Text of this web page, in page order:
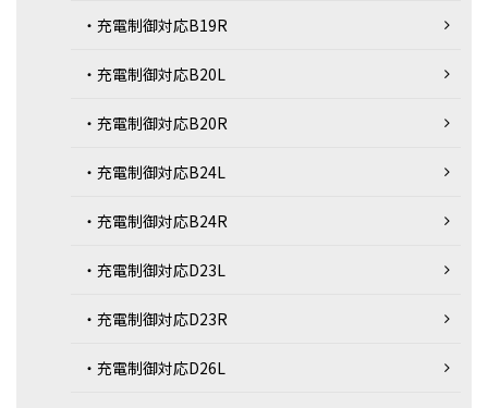
・充電制御対応B19R
・充電制御対応B20L
・充電制御対応B20R
・充電制御対応B24L
・充電制御対応B24R
・充電制御対応D23L
・充電制御対応D23R
・充電制御対応D26L